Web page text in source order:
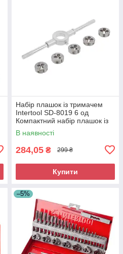
Набір плашок із тримачем
Intertool SD-8019 6 од
Компактний набір плашок із
тримачем Плашка М4 - М10
В наявності
284,05 ₴ 299 ₴
Купити
–5%